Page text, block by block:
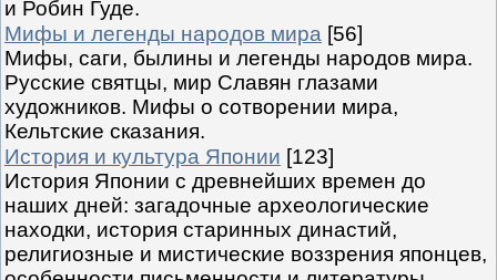
и Робин Гуде.
Мифы и легенды народов мира [56]
Мифы, саги, былины и легенды народов мира.
Русские святцы, мир Славян глазами
художников. Мифы о сотворении мира,
Кельтские сказания.
История и культура Японии [123]
История Японии с древнейших времен до
наших дней: загадочные археологические
находки, история старинных династий,
религиозные и мистические воззрения японцев,